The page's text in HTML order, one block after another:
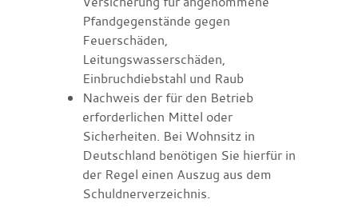
Pfandgegenstände gegen
Feuerschäden,
Leitungswasserschäden,
Einbruchdiebstahl und Raub
Nachweis der für den Betrieb
erforderlichen Mittel oder
Sicherheiten. Bei Wohnsitz in
Deutschland benötigen Sie hierfür in
der Regel einen Auszug aus dem
Schuldnerverzeichnis.